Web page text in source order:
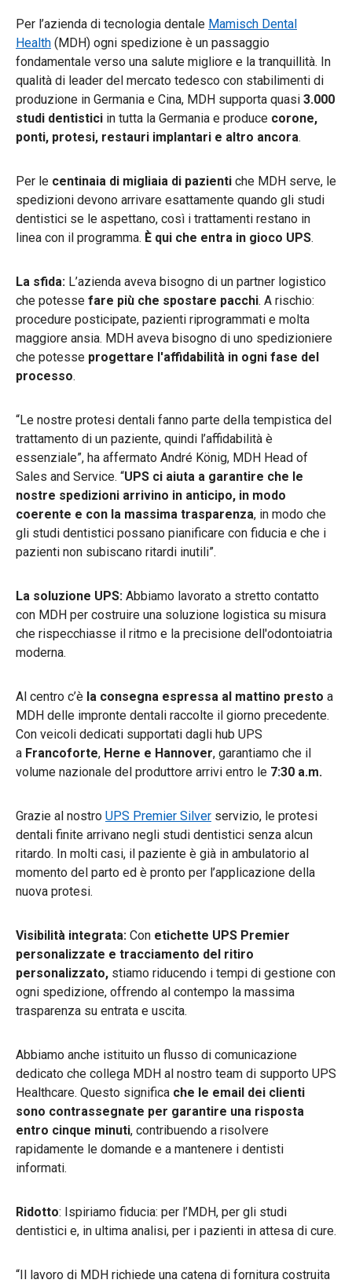
Per l’azienda di tecnologia dentale Mamisch Dental
Health (MDH) ogni spedizione è un passaggio
fondamentale verso una salute migliore e la tranquillità. In
qualità di leader del mercato tedesco con stabilimenti di
produzione in Germania e Cina, MDH supporta quasi 3.000
studi dentistici in tutta la Germania e produce corone,
ponti, protesi, restauri implantari e altro ancora.
Per le centinaia di migliaia di pazienti che MDH serve, le
spedizioni devono arrivare esattamente quando gli studi
dentistici se le aspettano, così i trattamenti restano in
linea con il programma. È qui che entra in gioco UPS.
La sfida: L’azienda aveva bisogno di un partner logistico
che potesse fare più che spostare pacchi. A rischio:
procedure posticipate, pazienti riprogrammati e molta
maggiore ansia. MDH aveva bisogno di uno spedizioniere
che potesse progettare l'affidabilità in ogni fase del
processo.
“Le nostre protesi dentali fanno parte della tempistica del
trattamento di un paziente, quindi l’affidabilità è
essenziale”, ha affermato André König, MDH Head of
Sales and Service. “UPS ci aiuta a garantire che le
nostre spedizioni arrivino in anticipo, in modo
coerente e con la massima trasparenza, in modo che
gli studi dentistici possano pianificare con fiducia e che i
pazienti non subiscano ritardi inutili”.
La soluzione UPS: Abbiamo lavorato a stretto contatto
con MDH per costruire una soluzione logistica su misura
che rispecchiasse il ritmo e la precisione dell'odontoiatria
moderna.
Al centro c’è la consegna espressa al mattino presto a
MDH delle impronte dentali raccolte il giorno precedente.
Con veicoli dedicati supportati dagli hub UPS
a Francoforte, Herne e Hannover, garantiamo che il
volume nazionale del produttore arrivi entro le 7:30 a.m.
Grazie al nostro UPS Premier Silver servizio, le protesi
dentali finite arrivano negli studi dentistici senza alcun
ritardo. In molti casi, il paziente è già in ambulatorio al
momento del parto ed è pronto per l’applicazione della
nuova protesi.
Visibilità integrata: Con etichette UPS Premier
personalizzate e tracciamento del ritiro
personalizzato, stiamo riducendo i tempi di gestione con
ogni spedizione, offrendo al contempo la massima
trasparenza su entrata e uscita.
Abbiamo anche istituito un flusso di comunicazione
dedicato che collega MDH al nostro team di supporto UPS
Healthcare. Questo significa che le email dei clienti
sono contrassegnate per garantire una risposta
entro cinque minuti, contribuendo a risolvere
rapidamente le domande e a mantenere i dentisti
informati.
Ridotto: Ispiriamo fiducia: per l’MDH, per gli studi
dentistici e, in ultima analisi, per i pazienti in attesa di cure.
“Il lavoro di MDH richiede una catena di fornitura costruita